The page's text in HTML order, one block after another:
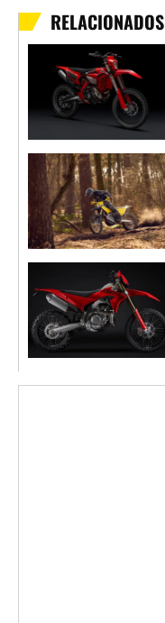
RELACIONADOS